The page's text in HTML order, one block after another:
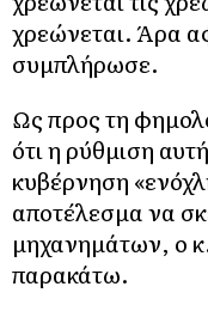
χρεώνεται. Άρα
συμπλήρωσε.
Ως προς τη
ότι η ρύθμιση
κυβέρνηση
αποτέλεσμα να
μηχανημάτων, ο
παρακάτω.